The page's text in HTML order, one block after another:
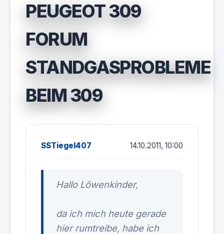
PEUGEOT 309
FORUM
STANDGASPROBLEME
BEIM 309
SSTiegel407 14.10.2011, 10:00
Hallo Löwenkinder,
da ich mich heute gerade
hier rumtreibe, habe ich